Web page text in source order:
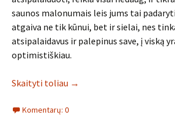
saunos malonumais leis jums tai
atgaiva ne tik kūnui, bet ir sielai, nes
atsipalaidavus ir palepinus save, į viską
optimistiškiau.
Skaityti toliau →
Komentarų: 0